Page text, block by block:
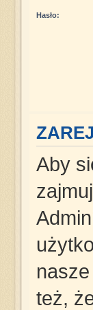
Hasło:
Aby
też,